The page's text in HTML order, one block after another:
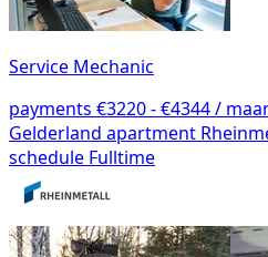
Service Mechanic
payments €3220 - €4344 /
Gelderland apartment
schedule Fulltime